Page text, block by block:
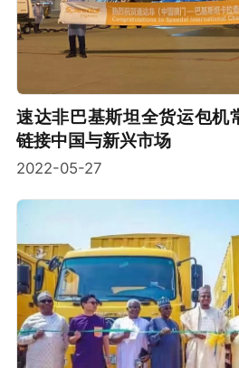
速达非巴基斯坦全货运包机
链接中国与新兴市场
2022-05-27